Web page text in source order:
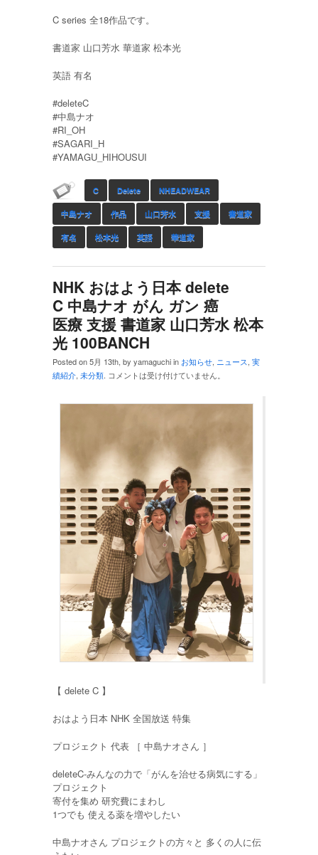
C series 全18作品です。
書道家 山口芳水 華道家 松本光
英語 有名
#deleteC
#中島ナオ
#RI_OH
#SAGARI_H
#YAMAGU_HIHOUSUI
C Delete NHEADWEAR
中島ナオ 作品 山口芳水 支援 書道家
有名 松本光 英語 華道家
NHK おはよう日本 delete
C 中島ナオ がん ガン 癌
医療 支援 書道家 山口芳水 松本
光 100BANCH
Posted on 5月 13th, by yamaguchi in お知らせ, ニュース, 実
績紹介, 未分類. コメントは受け付けていません。
【 delete C 】
おはよう日本 NHK 全国放送 特集
プロジェクト 代表 ［ 中島ナオさん ］
deleteC-みんなの力で「がんを治せる病気にする」
プロジェクト
寄付を集め 研究費にまわし
1つでも 使える薬を増やしたい
中島ナオさん プロジェクトの方々と 多くの人に伝